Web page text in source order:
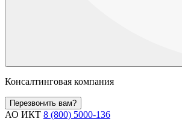
Консалтинговая компания
Перезвонить вам?
АО ИКТ 8 (800) 5000-136